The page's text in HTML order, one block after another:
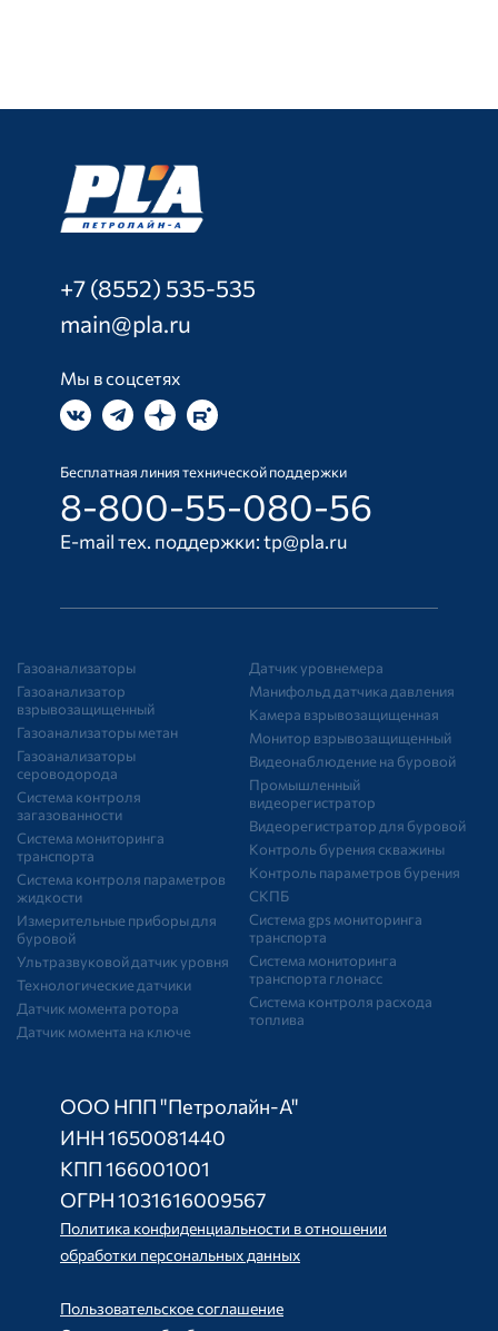
+7 (8552) 535-535
main@pla.ru
Мы в соцсетях
Бесплатная линия технической поддержки
8-800-55-080-56
E-mail тех. поддержки:tp@pla.ru
Газоанализаторы
Газоанализатор
взрывозащищенный
Газоанализаторы метан
Газоанализаторы
сероводорода
Система контроля
загазованности
Система мониторинга
транспорта
Система контроля параметров
жидкости
Измерительные приборы для
буровой
Ультразвуковой датчик уровня
Технологические датчики
Датчик момента ротора
Датчик момента на ключе
Датчик уровнемера
Манифольд датчика давления
Камера взрывозащищенная
Монитор взрывозащищенный
Видеонаблюдение на буровой
Промышленный
видеорегистратор
Видеорегистратор для буровой
Контроль бурения скважины
Контроль параметров бурения
СКПБ
Система gps мониторинга
транспорта
Система мониторинга
транспорта глонасс
Система контроля расхода
топлива
ООО НПП "Петролайн-А"
ИНН 1650081440
КПП 166001001
ОГРН 1031616009567
Политика конфиденциальности в отношении
обработки персональных данных
Пользовательское соглашение